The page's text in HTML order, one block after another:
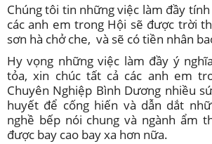
Chúng tôi tin những việc làm đầy
các anh em trong Hội sẽ được trời
sơn hà chở che, và sẽ có tiền nhân
Hy vọng những việc làm đầy ý
tỏa, xin chúc tất cả các anh em
Chuyên Nghiệp Bình Dương nhiều
huyết để cống hiến và dẫn dắt
nghề bếp nói chung và ngành ẩm
được bay cao bay xa hơn nữa.